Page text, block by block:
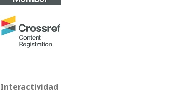
Interactividad